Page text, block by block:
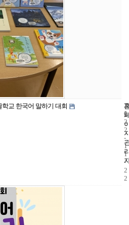
학교 한국어 말하기 대회
1
1
2
0
2
2
-
1
1
-
2
2